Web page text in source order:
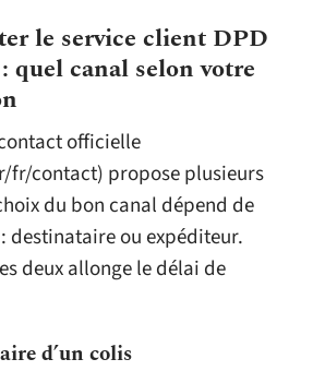
le service client DPD
quel canal selon votre
officielle
contact) propose plusieurs
du bon canal dépend de
destinataire ou expéditeur.
deux allonge le délai de
d’un colis